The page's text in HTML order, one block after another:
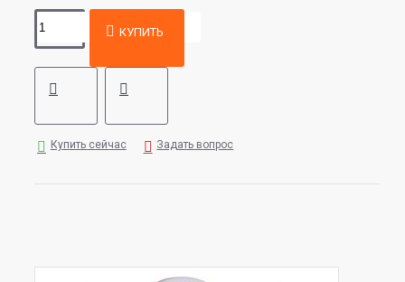
КУПИТЬ
Купить сейчас Задать вопрос